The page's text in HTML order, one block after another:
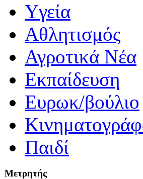
Yγεία
Αθλητισμός
Αγροτικά Νέα
Εκπαίδευση
Ευρωκ/βούλιο
Παιδί
Μετρητής